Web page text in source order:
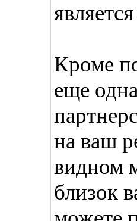
Кроме
еще
на ваш
видном
близок